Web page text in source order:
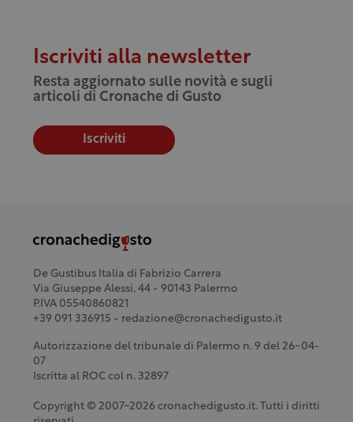
Iscriviti alla newsletter
Resta aggiornato sulle novità e sugli
articoli di Cronache di Gusto
Iscriviti
De Gustibus Italia di Fabrizio Carrera
Via Giuseppe Alessi, 44 - 90143 Palermo
P.IVA 05540860821
+39 091 336915 - redazione@cronachedigusto.it
Autorizzazione del tribunale di Palermo n. 9 del 26-04-
07
Iscritta al ROC col n. 32897
Copyright © 2007-2026 cronachedigusto.it. Tutti i diritti